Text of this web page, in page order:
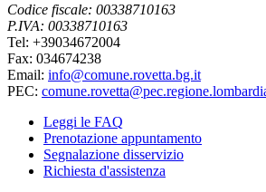
Codice fiscale: 00338710163
P.IVA: 00338710163
Tel: +39034672004
Fax: 034674238
Email: info@comune.rovetta.bg.it
PEC:
Leggi le FAQ
Prenotazione appuntamento
Segnalazione disservizio
Richiesta d'assistenza